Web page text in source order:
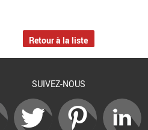
Retour à la liste
SUIVEZ-NOUS